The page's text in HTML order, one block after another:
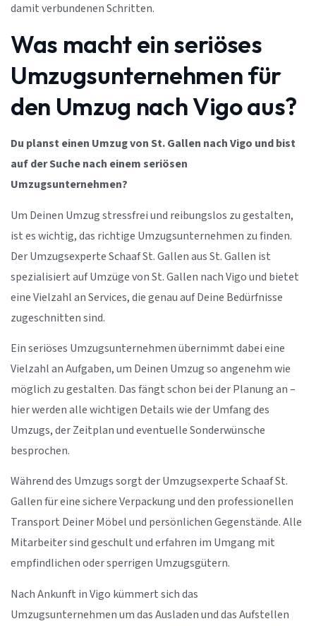
damit verbundenen Schritten.
Was macht ein seriöses
Umzugsunternehmen für
den Umzug nach Vigo aus?
Du planst einen Umzug von St. Gallen nach Vigo und bist
auf der Suche nach einem seriösen
Umzugsunternehmen?
Um Deinen Umzug stressfrei und reibungslos zu gestalten,
ist es wichtig, das richtige Umzugsunternehmen zu finden.
Der Umzugsexperte Schaaf St. Gallen aus St. Gallen ist
spezialisiert auf Umzüge von St. Gallen nach Vigo und bietet
eine Vielzahl an Services, die genau auf Deine Bedürfnisse
zugeschnitten sind.
Ein seriöses Umzugsunternehmen übernimmt dabei eine
Vielzahl an Aufgaben, um Deinen Umzug so angenehm wie
möglich zu gestalten. Das fängt schon bei der Planung an –
hier werden alle wichtigen Details wie der Umfang des
Umzugs, der Zeitplan und eventuelle Sonderwünsche
besprochen.
Während des Umzugs sorgt der Umzugsexperte Schaaf St.
Gallen für eine sichere Verpackung und den professionellen
Transport Deiner Möbel und persönlichen Gegenstände. Alle
Mitarbeiter sind geschult und erfahren im Umgang mit
empfindlichen oder sperrigen Umzugsgütern.
Nach Ankunft in Vigo kümmert sich das
Umzugsunternehmen um das Ausladen und das Aufstellen